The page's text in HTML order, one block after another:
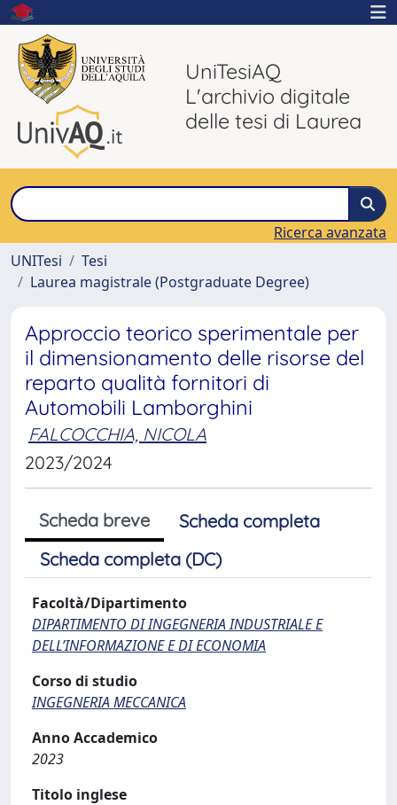
UniTesiAQ
L'archivio digitale
delle tesi di Laurea
Ricerca avanzata
UNITesi
Tesi
Laurea magistrale (Postgraduate Degree)
Approccio teorico sperimentale per
il dimensionamento delle risorse del
reparto qualità fornitori di
Automobili Lamborghini
FALCOCCHIA, NICOLA
2023/2024
Scheda breve
Scheda completa
Scheda completa (DC)
Facoltà/Dipartimento
DIPARTIMENTO DI INGEGNERIA INDUSTRIALE E
DELL’INFORMAZIONE E DI ECONOMIA
Corso di studio
INGEGNERIA MECCANICA
Anno Accademico
2023
Titolo inglese